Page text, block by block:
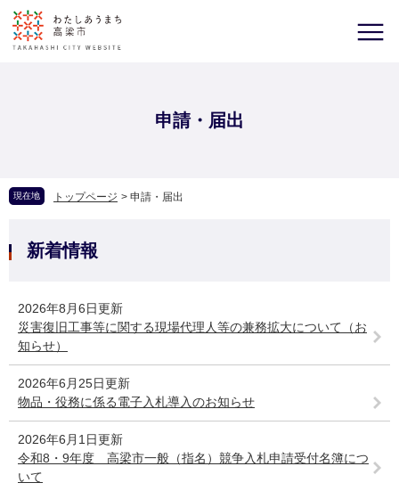
申請・届出
現在地 トップページ > 申請・届出
新着情報
2026年8月6日更新
災害復旧工事等に関する現場代理人等の兼務拡大について（お
知らせ）
2026年6月25日更新
物品・役務に係る電子入札導入のお知らせ
2026年6月1日更新
令和8・9年度 高梁市一般（指名）競争入札申請受付名簿につ
いて